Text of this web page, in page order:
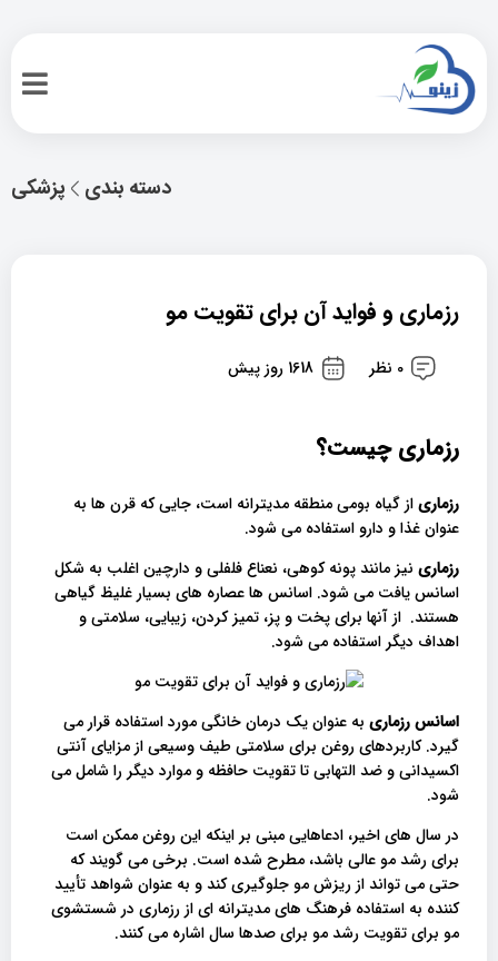
پزشکی دسته بندی
رزماری و فواید آن برای تقویت مو
0 نظر 1618 روز پیش
رزماری چیست؟
رزماریاز گیاه بومی منطقه مدیترانه است، جایی که قرن ها به
عنوان غذا و دارو استفاده می شود.
رزماری نیز مانند پونه کوهی، نعناع فلفلی و دارچین اغلب به شکل
اسانس یافت می شود. اسانس ها عصاره های بسیار غلیظ گیاهی
هستند. از آنها برای پخت و پز، تمیز کردن، زیبایی، سلامتی و
اهداف دیگر استفاده می شود.
اسانس رزماری به عنوان یک درمان خانگی مورد استفاده قرار می
گیرد. کاربردهای روغن برای سلامتی طیف وسیعی از مزایای آنتی
اکسیدانی و ضد التهابی تا تقویت حافظه و موارد دیگر را شامل می
شود.
در سال های اخیر، ادعاهایی مبنی بر اینکه این روغن ممکن است
برای رشد مو عالی باشد، مطرح شده است. برخی می گویند که
حتی می تواند از ریزش مو جلوگیری کند و به عنوان شواهد تأیید
کننده به استفاده فرهنگ های مدیترانه ای از رزماری در شستشوی
مو برای تقویت رشد مو برای صدها سال اشاره می کنند.